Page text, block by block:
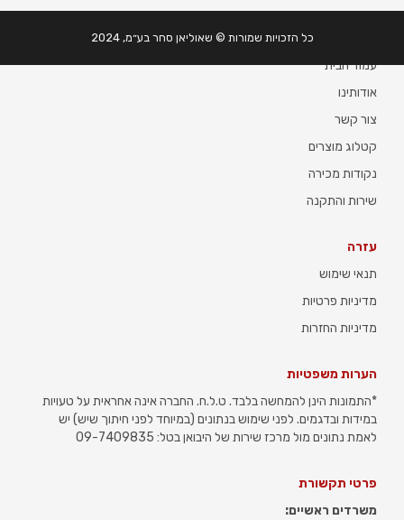
עמוד הבית
אודותינו
צור קשר
קטלוג מוצרים
נקודות מכירה
שירות והתקנה
עזרה
תנאי שימוש
מדיניות פרטיות
מדיניות החזרות
הערות משפטיות
*התמונות הינן להמחשה בלבד. ט.ל.ח. החברה אינה אחראית על טעויות
במידות ובדגמים. לפני שימוש בנתונים (במיוחד לפני חיתוך שיש) יש
לאמת נתונים מול מרכז שירות של היבואן בטל: 09-7409835
פרטי תקשורת
משרדים ראשיים:
כל הזכויות שמורות © שאוליאן סחר בע״מ, 2024